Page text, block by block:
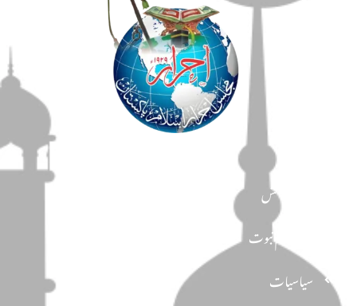
دین و دانش
تحفظ ختم نبوت
سیاسیات